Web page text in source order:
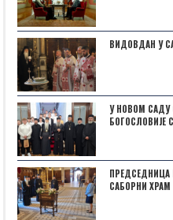
ВИДОВДАН У
У НОВОМ САДУ
БОГОСЛОВИЈЕ
ПРЕДСЕДНИЦА
САБОРНИ